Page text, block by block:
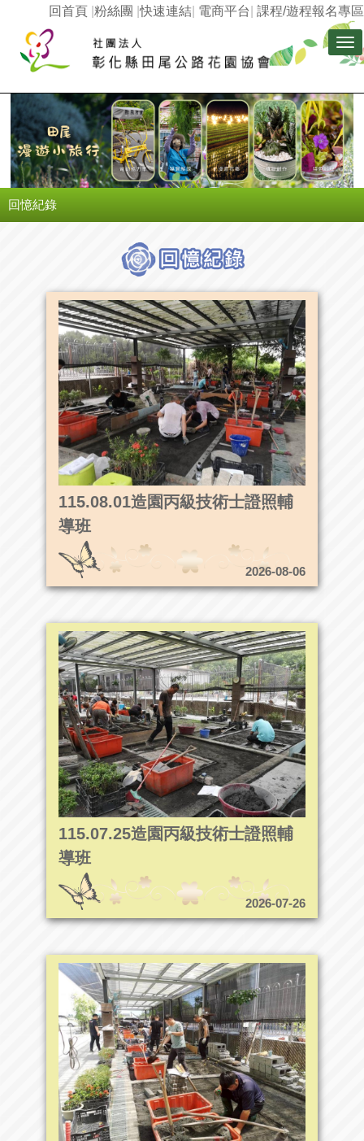
課程/遊程報名專區
電商平台
快速連結
粉絲團 |
回首頁
回憶紀錄
115.08.01造園丙級技術士證照輔
導班
2026-08-06
115.07.25造園丙級技術士證照輔
導班
2026-07-26